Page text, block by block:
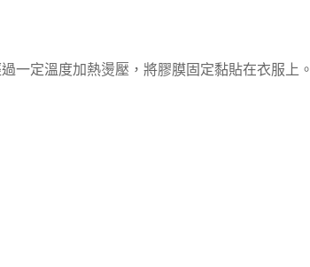
一定溫度加熱燙壓，將膠膜固定黏貼在衣服上。